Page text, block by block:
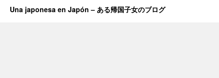
Una japonesa en Japón – ある帰国子女のブログ